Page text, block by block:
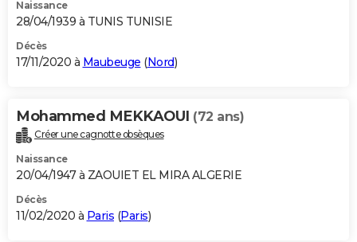
Naissance
28/04/1939 à TUNIS TUNISIE
Décès
17/11/2020 à Maubeuge (Nord)
Mohammed MEKKAOUI (72 ans)
Créer une cagnotte obsèques
Naissance
20/04/1947 à ZAOUIET EL MIRA ALGERIE
Décès
11/02/2020 à Paris (Paris)